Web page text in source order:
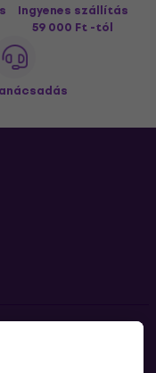
Ingyenes szállítás
59 000 Ft -tól